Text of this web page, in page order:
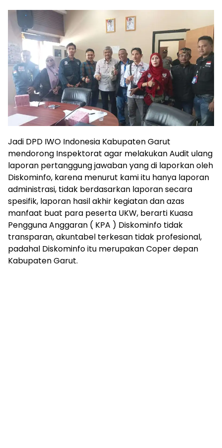
Jadi DPD IWO Indonesia Kabupaten Garut
mendorong Inspektorat agar melakukan Audit ulang
laporan pertanggung jawaban yang di laporkan oleh
Diskominfo, karena menurut kami itu hanya laporan
administrasi, tidak berdasarkan laporan secara
spesifik, laporan hasil akhir kegiatan dan azas
manfaat buat para peserta UKW, berarti Kuasa
Pengguna Anggaran ( KPA ) Diskominfo tidak
transparan, akuntabel terkesan tidak profesional,
padahal Diskominfo itu merupakan Coper depan
Kabupaten Garut.